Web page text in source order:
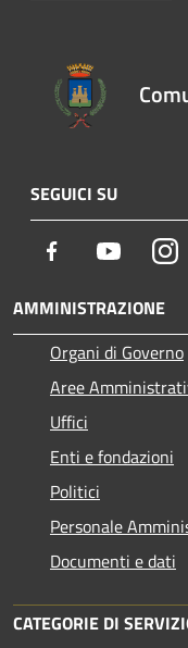
SEGUICI SU
Facebook Youtube
AMMINISTRAZIONE
Organi di Governo
Aree
Uffici
Enti e fondazioni
Politici
Personale
Documenti e dati
CATEGORIE DI